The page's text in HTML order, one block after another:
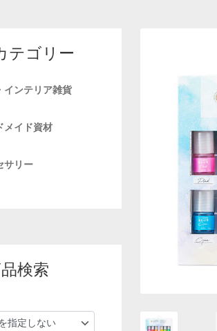
テゴリー
インテリア雑貨
メイド資材
サリー
検索